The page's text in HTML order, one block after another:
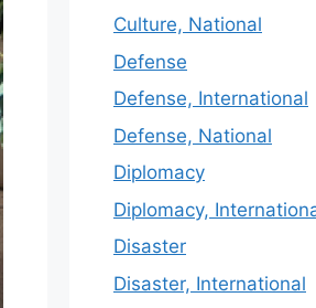
Culture, National
Defense
Defense, International
Defense, National
Diplomacy
Diplomacy,
Disaster
Disaster, International